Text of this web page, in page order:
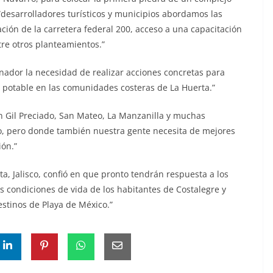
turísticos y municipios abordamos las
de la carretera federal 200, acceso a una capacitación
otros planteamientos.”
la necesidad de realizar acciones concretas para
en las comunidades costeras de La Huerta.”
Preciado, San Mateo, La Manzanilla y muchas
donde también nuestra gente necesita de mejores
Jalisco, confió en que pronto tendrán respuesta a los
de vida de los habitantes de Costalegre y
de Playa de México.”